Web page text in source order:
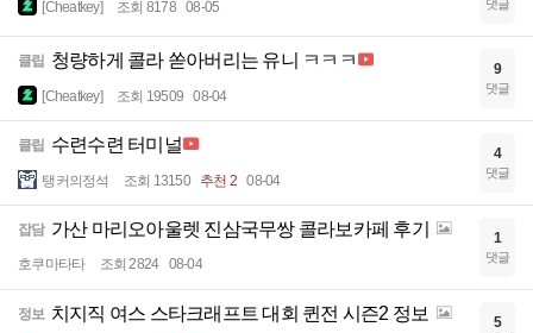
[Cheatkey] 조회 8178 08-05 댓글
클립 청량하게 콜라 쏟아버리는 유니 ㅋㅋㅋ
[Cheatkey] 조회 19509 08-04
9
댓글
클립 수련수련 터미널
탱커의정석 조회 13150 추천 2 08-04
4
댓글
잡담 가산 마리오아울렛 진삼국무쌍 콜라보카페 후기
호쿠마타타 조회 2824 08-04
1
댓글
정보 치지직 여스 스타크래프트 대회 퀸전 시즌2 정보 5